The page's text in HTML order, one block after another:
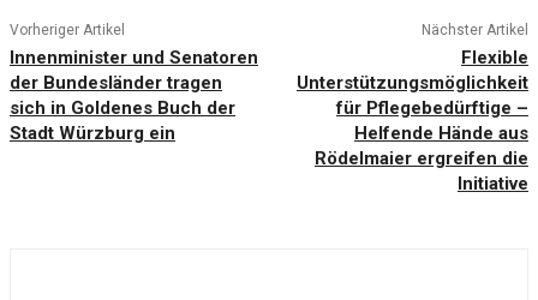
Vorheriger Artikel
Innenminister und Senatoren
der Bundesländer tragen
sich in Goldenes Buch der
Stadt Würzburg ein
Nächster Artikel
Flexible
Unterstützungsmöglichkeit
für Pflegebedürftige –
Helfende Hände aus
Rödelmaier ergreifen die
Initiative